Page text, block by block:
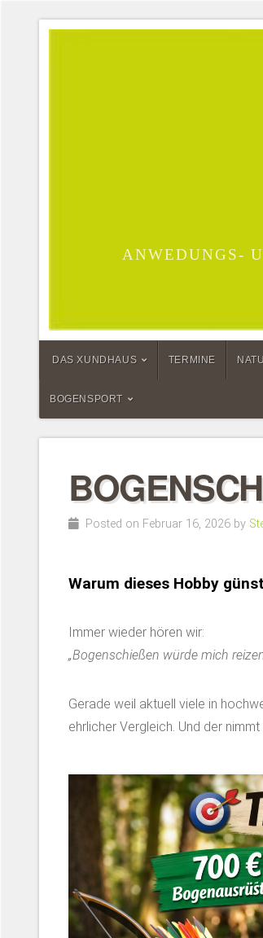
ANWEDUNGS-
DAS XUNDHAUS TERMINE
BOGENSPORT
Posted on Februar 16, 2026 by
Warum dieses Hobby
Immer wieder hören wir:
„Bogenschießen würde mich
Gerade weil aktuell viele in
ehrlicher Vergleich. Und der